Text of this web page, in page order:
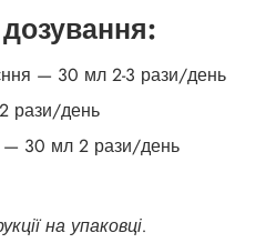
— 30 мл 2-3 рази/день
рази/день
— 30 мл 2 рази/день
на упаковці.